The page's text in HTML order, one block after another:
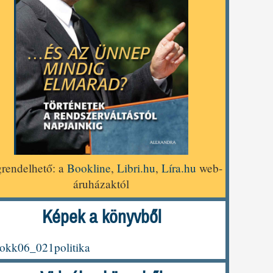
a Bookline, Libri.hu, Líra.hu web-
áruházaktól
Képek a könyvből